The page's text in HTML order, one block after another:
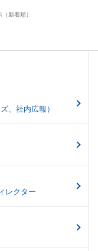
新着順）
、社内広報）
レクター